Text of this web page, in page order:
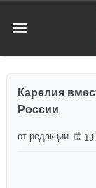
Карелия
России
от редакции